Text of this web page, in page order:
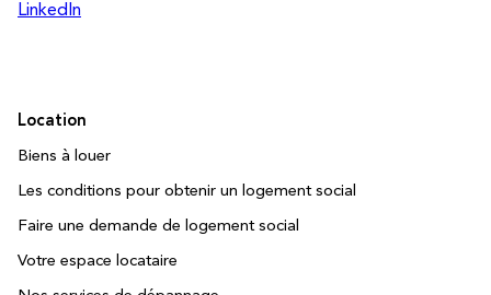
LinkedIn
Location
Biens à louer
Les conditions pour obtenir un logement social
Faire une demande de logement social
Votre espace locataire